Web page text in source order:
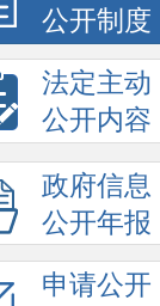
公开制度
法定主动
公开内容
政府信息
公开年报
申请公开